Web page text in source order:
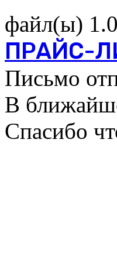
файл(ы)
ПРАЙС-
Письмо
В
Спасибо